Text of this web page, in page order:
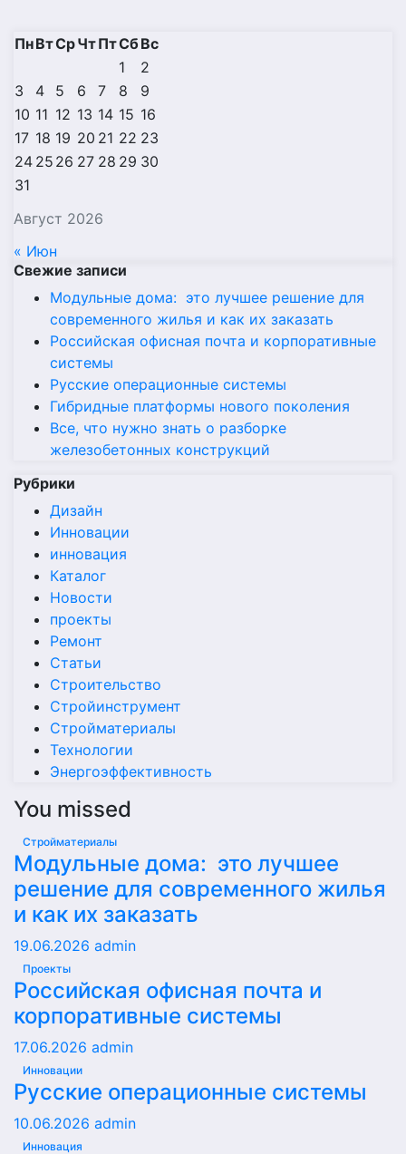
Август 2026
ПнВтСрЧтПтСбВс
1
2
3
4 5 6 7 8
9
10 11 12 13 14 15 16
17 18 19 20 21 22 23
24 25 26 27 28 29 30
31
« Июн
Свежие записи
Модульные дома: это лучшее решение для
современного жилья и как их заказать
Российская офисная почта и корпоративные
системы
Русские операционные системы
Гибридные платформы нового поколения
Все, что нужно знать о разборке
железобетонных конструкций
Рубрики
Дизайн
Инновации
инновация
Каталог
Новости
проекты
Ремонт
Статьи
Строительство
Стройинструмент
Стройматериалы
Технологии
Энергоэффективность
You missed
Стройматериалы
Модульные дома: это лучшее
решение для современного жилья
и как их заказать
19.06.2026 admin
Проекты
Российская офисная почта и
корпоративные системы
17.06.2026 admin
Инновации
Русские операционные системы
10.06.2026 admin
Инновация